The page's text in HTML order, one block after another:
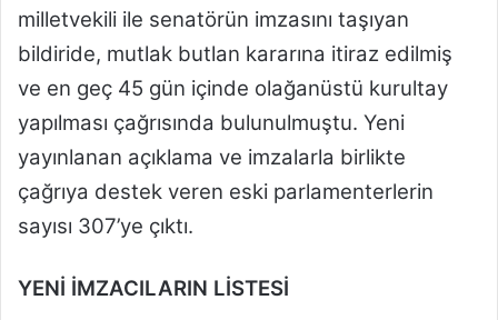
milletvekili ile senatörün imzasını taşıyan
bildiride, mutlak butlan kararına itiraz edilmiş
ve en geç 45 gün içinde olağanüstü kurultay
yapılması çağrısında bulunulmuştu. Yeni
yayınlanan açıklama ve imzalarla birlikte
çağrıya destek veren eski parlamenterlerin
sayısı 307’ye çıktı.
YENİ İMZACILARIN LİSTESİ